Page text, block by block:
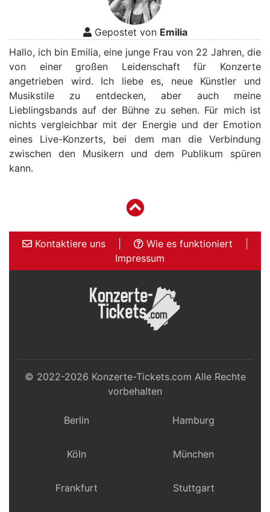
Gepostet von Emilia
Hallo, ich bin Emilia, eine junge Frau von 22 Jahren, die
von einer großen Leidenschaft für Konzerte
angetrieben wird. Ich liebe es, neue Künstler und
Musikstile zu entdecken, aber auch meine
Lieblingsbands auf der Bühne zu sehen. Für mich ist
nichts vergleichbar mit der Energie und der Emotion
eines Live-Konzerts, bei dem man die Verbindung
zwischen den Musikern und dem Publikum spüren
kann.
Kontaktiere uns Wie es funktioniert
Impressum
© 2022-2026 Konzerte-Tickets.com Alle Rechte
vorbehalten
Berlin Hamburg
Köln München
Frankfurt Stuttgart